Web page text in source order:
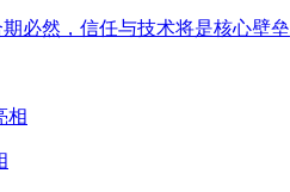
必然，信任与技术将是核心壁垒